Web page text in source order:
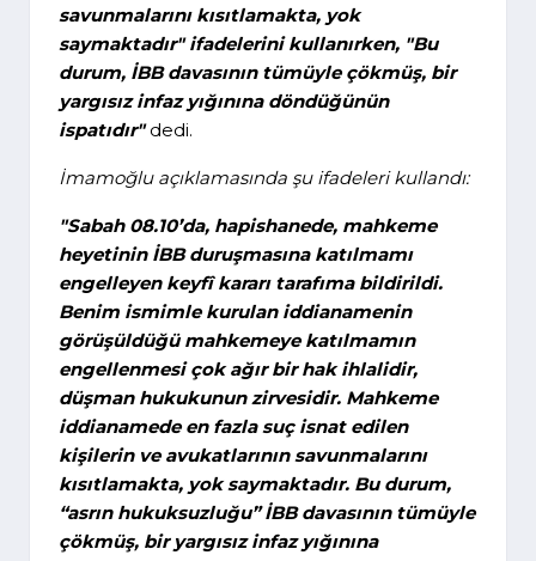
savunmalarını kısıtlamakta, yok
saymaktadır" ifadelerini kullanırken, "Bu
durum, İBB davasının tümüyle çökmüş, bir
yargısız infaz yığınına döndüğünün
ispatıdır"dedi.
İmamoğlu açıklamasında şu ifadeleri kullandı:
"Sabah 08.10’da, hapishanede, mahkeme
heyetinin İBB duruşmasına katılmamı
engelleyen keyfî kararı tarafıma bildirildi.
Benim ismimle kurulan iddianamenin
görüşüldüğü mahkemeye katılmamın
engellenmesi çok ağır bir hak ihlalidir,
düşman hukukunun zirvesidir. Mahkeme
iddianamede en fazla suç isnat edilen
kişilerin ve avukatlarının savunmalarını
kısıtlamakta, yok saymaktadır. Bu durum,
“asrın hukuksuzluğu” İBB davasının tümüyle
çökmüş, bir yargısız infaz yığınına